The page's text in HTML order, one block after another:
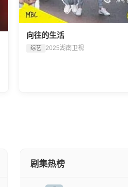
向往的生活
综艺 2025湖南卫视
剧集热榜